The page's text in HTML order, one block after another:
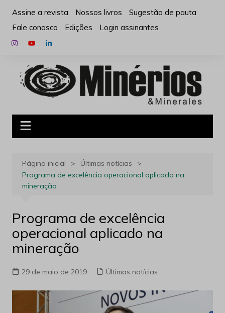
para
conteúdo
Assine a revista Nossos livros
Sugestão de pauta
Fale conosco
Edições Login assinantes
Página inicial
Últimas notícias
Programa de excelência operacional aplicado na
mineração
Programa de excelência
operacional aplicado na
mineração
29 de maio de 2019 Últimas notícias